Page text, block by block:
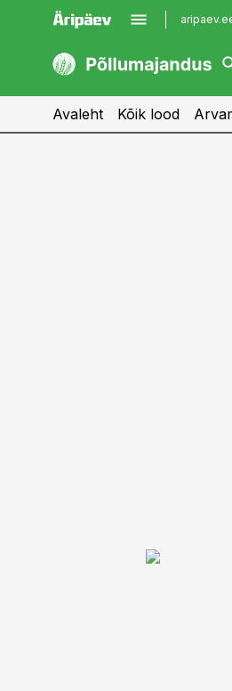
kaubandus.ee
kinnisvarauudised.ee
Avaleht Kõik lood